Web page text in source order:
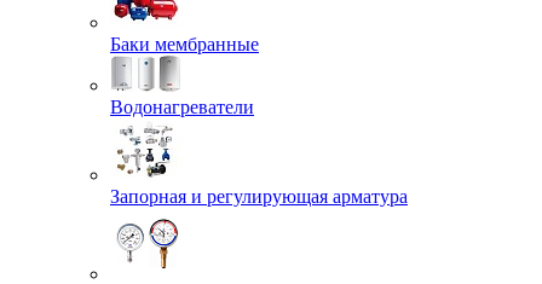
Баки мембранные
Водонагреватели
Запорная и регулирующая арматура